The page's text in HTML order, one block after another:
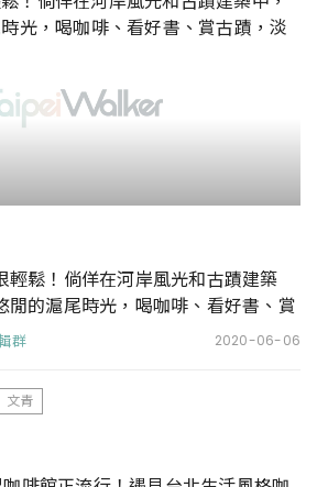
輕鬆！倘佯在河岸風光和古蹟建築
閒的滬尾時光，喝咖啡、看好書、賞
好玩。
群 2020-06-06
文青